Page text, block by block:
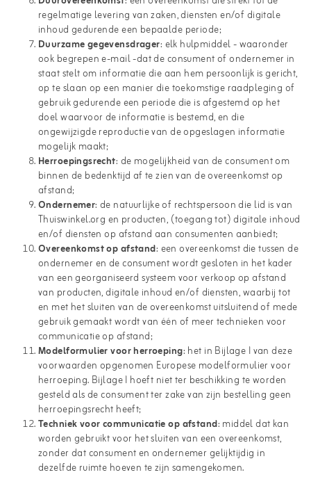
regelmatige levering van zaken, diensten en/of digitale
inhoud gedurende een bepaalde periode;
Duurzame gegevensdrager: elk hulpmiddel - waaronder
ook begrepen e-mail -dat de consument of ondernemer in
staat stelt om informatie die aan hem persoonlijk is gericht,
op te slaan op een manier die toekomstige raadpleging of
gebruik gedurende een periode die is afgestemd op het
doel waarvoor de informatie is bestemd, en die
ongewijzigde reproductie van de opgeslagen informatie
mogelijk maakt;
Herroepingsrecht: de mogelijkheid van de consument om
binnen de bedenktijd af te zien van de overeenkomst op
afstand;
Ondernemer: de natuurlijke of rechtspersoon die lid is van
Thuiswinkel.org en producten, (toegang tot) digitale inhoud
en/of diensten op afstand aan consumenten aanbiedt;
Overeenkomst op afstand: een overeenkomst die tussen de
ondernemer en de consument wordt gesloten in het kader
van een georganiseerd systeem voor verkoop op afstand
van producten, digitale inhoud en/of diensten, waarbij tot
en met het sluiten van de overeenkomst uitsluitend of mede
gebruik gemaakt wordt van één of meer technieken voor
communicatie op afstand;
Modelformulier voor herroeping: het in Bijlage I van deze
voorwaarden opgenomen Europese modelformulier voor
herroeping. Bijlage I hoeft niet ter beschikking te worden
gesteld als de consument ter zake van zijn bestelling geen
herroepingsrecht heeft;
Techniek voor communicatie op afstand: middel dat kan
worden gebruikt voor het sluiten van een overeenkomst,
zonder dat consument en ondernemer gelijktijdig in
dezelfde ruimte hoeven te zijn samengekomen.